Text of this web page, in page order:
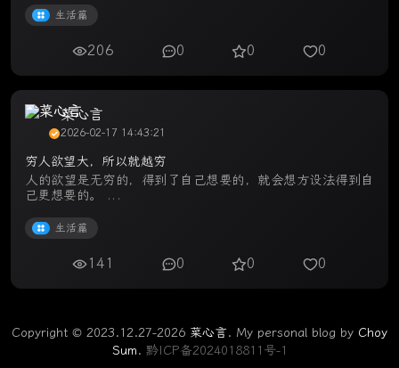
吃为好，只要饿不死，尽量 ...
生活篇
206 0 0 0
菜心言
2026-02-17 14:43:21
穷人欲望大，所以就越穷
人的欲望是无穷的，得到了自己想要的，就会想方设法得到自
己更想要的。 ...
生活篇
141 0 0 0
Copyright © 2023.12.27-2026 菜心言. My personal blog by Choy
Sum. 黔ICP备2024018811号-1